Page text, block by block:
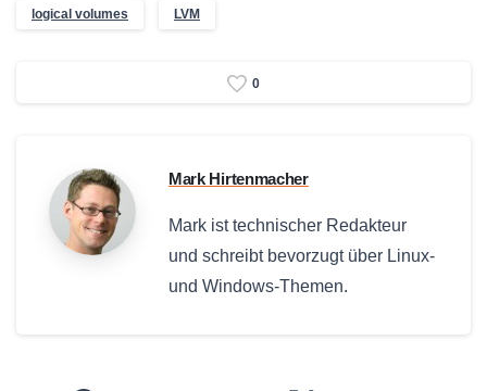
logical volumes LVM
0
Mark Hirtenmacher
Mark ist technischer Redakteur
und schreibt bevorzugt über Linux-
und Windows-Themen.